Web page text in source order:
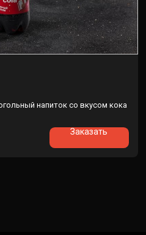
напиток со вкусом кока
Заказать